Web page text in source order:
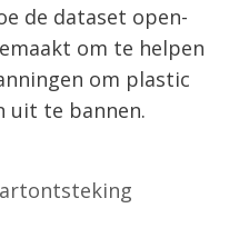
de dataset open-
om te helpen
om plastic
uit te bannen.